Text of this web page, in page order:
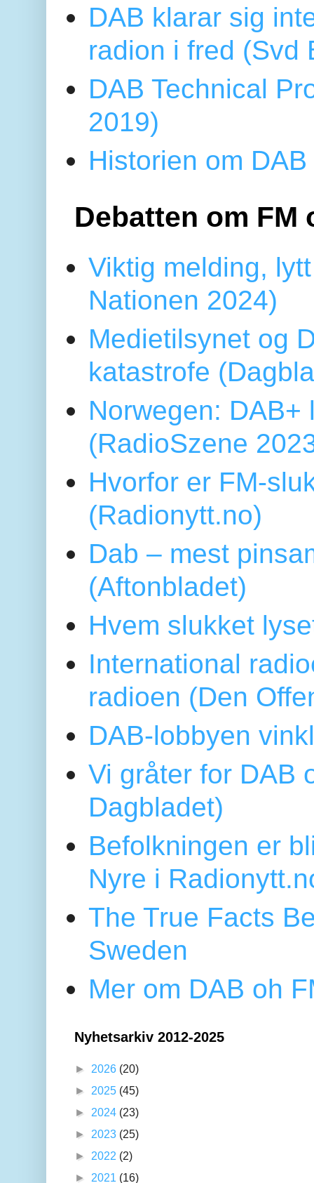
DAB klarar sig
radion i fred (Svd
DAB Technical
2019)
Historien om
Debatten om FM
Viktig melding,
Nationen 2024)
Medietilsynet og
katastrofe
Norwegen:
(RadioSzene
Hvorfor er FM-
(Radionytt.no)
Dab – mest
(Aftonbladet)
Hvem slukket
International
radioen (Den
DAB-lobbyen
Vi gråter for DAB
Dagbladet)
Befolkningen er
Nyre i
The True Facts
Sweden
Mer om DAB oh
Nyhetsarkiv 2012-2025
► 2026 (20)
► 2025 (45)
► 2024 (23)
► 2023 (25)
► 2022 (2)
► 2021 (16)